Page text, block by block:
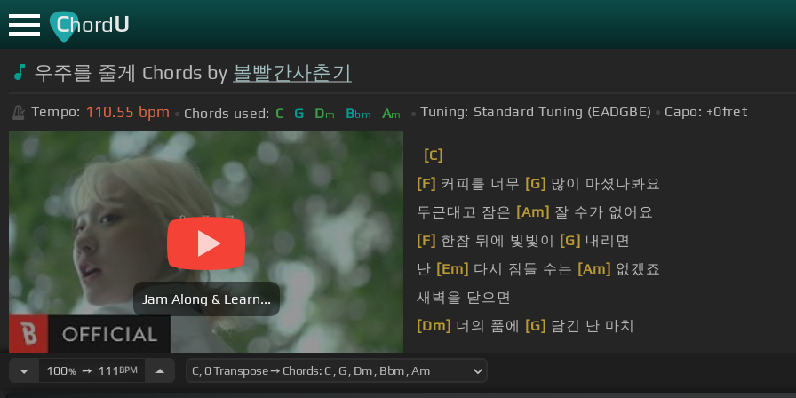
ChordU
우주를 줄게 Chords by 볼빨간사춘기
Tempo: 110.55 bpm Chords used: C G Dm Bbm Am Tuning: Standard Tuning (EADGBE) Capo: +0fret
Jam Along & Learn...
[C]
[F] 커피를 너무 [G] 많이 마셨나봐요
두근대고 잠은 [Am] 잘 수가 없어요
[F] 한참 뒤에 빛빛이 [G] 내리면
난 [Em] 다시 잠들 수는 [Am] 없겠죠
새벽을 닫으면
[Dm] 너의 품에 [G] 담긴 난 마치
100%➙ 111 BPM